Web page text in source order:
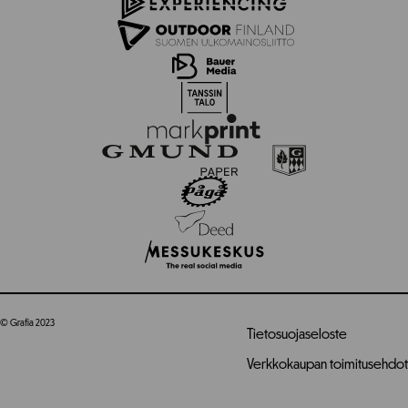
© Grafia 2023
Tietosuojaseloste
Verkkokaupan toimitusehdot